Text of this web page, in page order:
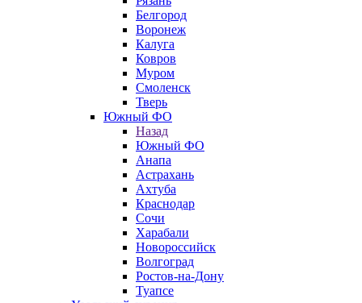
Белгород
Воронеж
Калуга
Ковров
Муром
Смоленск
Тверь
Южный ФО
Назад
Южный ФО
Анапа
Астрахань
Ахтуба
Краснодар
Сочи
Харабали
Новороссийск
Волгоград
Ростов-на-Дону
Туапсе